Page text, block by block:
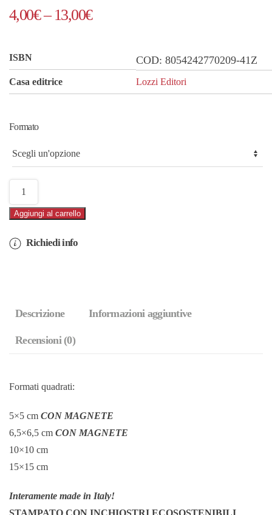
4,00€– 13,00€Fascia
da
4,00€
ISBN COD: 8054242770209-41Z
Casa editrice Lozzi Editori
Formato
Marmo
Duomo
di
Monreale
Aggiungi al carrello
Richiedi info
Descrizione Informazioni aggiuntive
Recensioni (0)
Formati quadrati:
5×5 cm CON MAGNETE
6,5×6,5 cm CON MAGNETE
10×10 cm
15×15 cm
Interamente made in Italy!
STAMPATO CON INCHIOSTRI ECOSOSTENIBILI